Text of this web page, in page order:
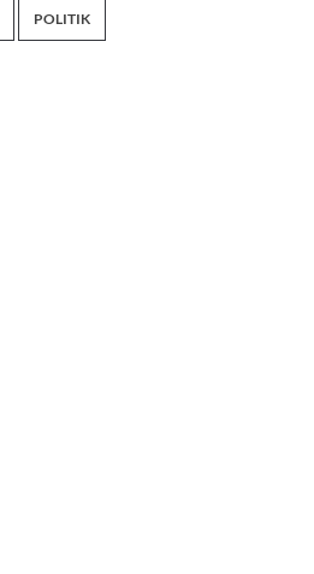
POLITIK